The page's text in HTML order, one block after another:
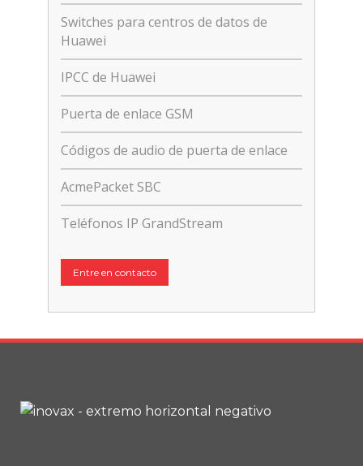
Switches para centros de datos de
Huawei
IPCC de Huawei
Puerta de enlace GSM
Códigos de audio de puerta de enlace
AcmePacket SBC
Teléfonos IP GrandStream
Entre en contacto